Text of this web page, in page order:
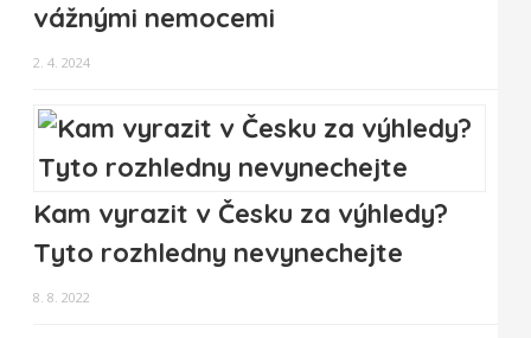
vážnými nemocemi
2. 4. 2024
Kam vyrazit v Česku za výhledy?
Tyto rozhledny nevynechejte
8. 8. 2022